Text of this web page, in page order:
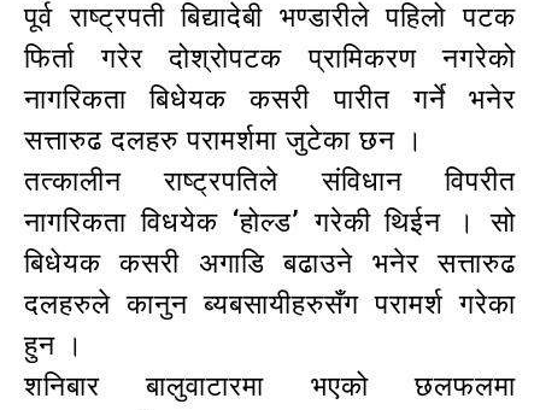
पूर्व राष्ट्रपती बिद्यादेबी भण्डारीले पहिलो पटक
फिर्ता गरेर दोश्रोपटक प्रामिकरण नगरेको
नागरिकता बिधेयक कसरी पारीत गर्ने भनेर
सत्तारुढ दलहरु परामर्शमा जुटेका छन ।
तत्कालीन राष्ट्रपतिले संविधान विपरीत
नागरिकता विधयेक ‘होल्ड’ गरेकी थिईन । सो
बिधेयक कसरी अगाडि बढाउने भनेर सत्तारुढ
दलहरुले कानुन ब्यबसायीहरुसँग परामर्श गरेका
हुन ।
शनिबार बालुवाटारमा भएको छलफलमा